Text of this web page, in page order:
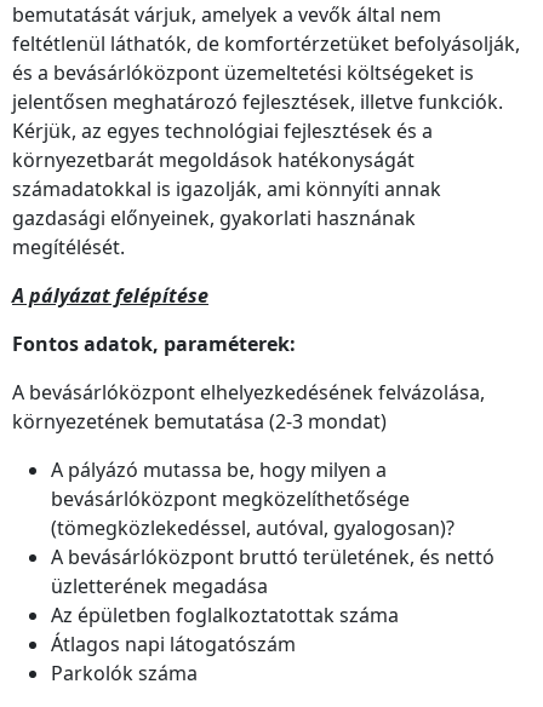
bemutatását várjuk, amelyek a vevők által nem
feltétlenül láthatók, de komfortérzetüket befolyásolják,
és a bevásárlóközpont üzemeltetési költségeket is
jelentősen meghatározó fejlesztések, illetve funkciók.
Kérjük, az egyes technológiai fejlesztések és a
környezetbarát megoldások hatékonyságát
számadatokkal is igazolják, ami könnyíti annak
gazdasági előnyeinek, gyakorlati hasznának
megítélését.
A pályázat felépítése
Fontos adatok, paraméterek:
A bevásárlóközpont elhelyezkedésének felvázolása,
környezetének bemutatása (2-3 mondat)
A pályázó mutassa be, hogy milyen a
bevásárlóközpont megközelíthetősége
(tömegközlekedéssel, autóval, gyalogosan)?
A bevásárlóközpont bruttó területének, és nettó
üzletterének megadása
Az épületben foglalkoztatottak száma
Átlagos napi látogatószám
Parkolók száma